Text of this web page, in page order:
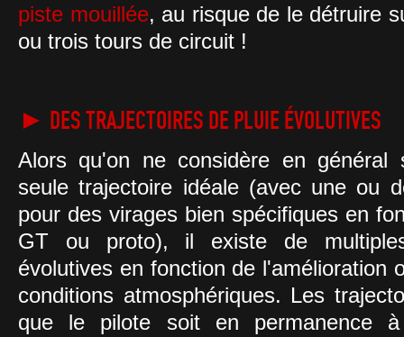
piste mouillée, au risque de le détruire
ou trois tours de circuit !
► DES TRAJECTOIRES DE PLUIE ÉVOLUTIVES
Alors qu'on ne considère en général
seule trajectoire idéale (avec une ou
pour des virages bien spécifiques en
GT ou proto), il existe de
évolutives en fonction de l'amélioration
conditions atmosphériques. Les
que le pilote soit en permanence